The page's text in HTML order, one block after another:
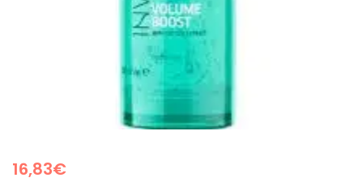
16,83€